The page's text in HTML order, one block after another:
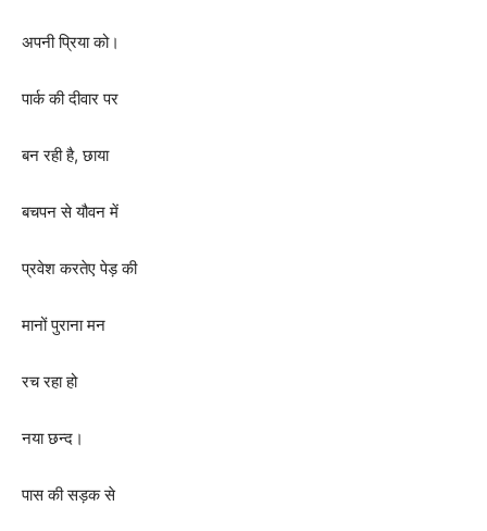
अपनी प्रिया को।
पार्क की दीवार पर
बन रही है,छाया
बचपन से यौवन में
प्रवेश करतेए पेड़ की
मानों पुराना मन
रच रहा हो
नया छन्द।
पास की सड़क से